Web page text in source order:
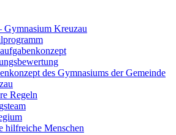
Gymnasium Kreuzau
des Gymnasiums der Gemeinde
Regeln
Menschen